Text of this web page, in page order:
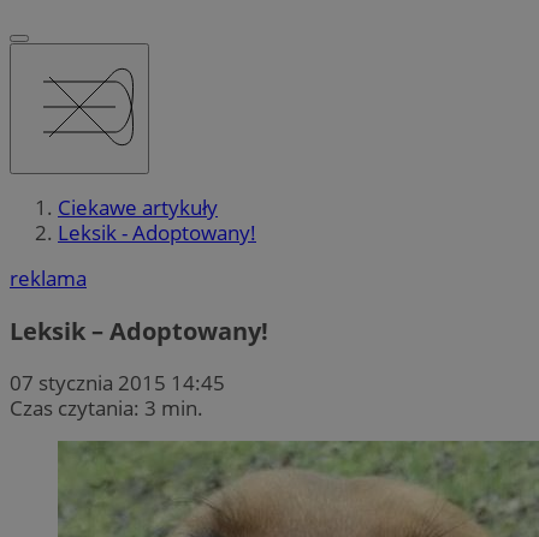
Ciekawe artykuły
Leksik - Adoptowany!
reklama
Leksik – Adoptowany!
07 stycznia 2015 14:45
Czas czytania: 3 min.